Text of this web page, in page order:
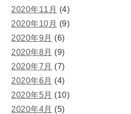
2020年11月 (4)
2020年10月 (9)
2020年9月 (6)
2020年8月 (9)
2020年7月 (7)
2020年6月 (4)
2020年5月 (10)
2020年4月 (5)